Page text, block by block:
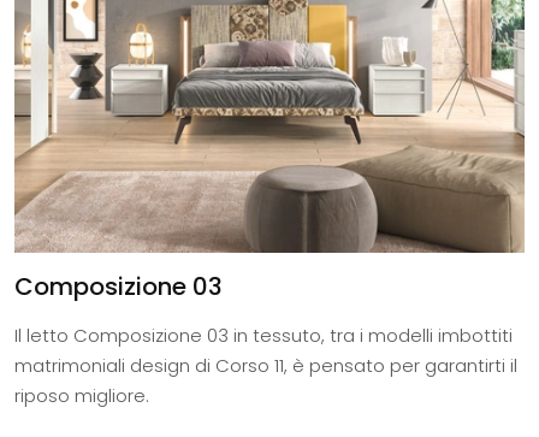
Composizione 03
Il letto Composizione 03 in tessuto, tra i modelli imbottiti
matrimoniali design di Corso 11, è pensato per garantirti il
riposo migliore.